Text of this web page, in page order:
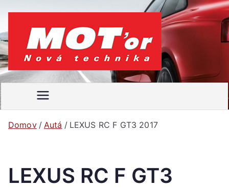
obsah
MOT'
or
Váš
motoristický
časopis
Domov Autá LEXUS RC F GT3 2017
LEXUS RC F GT3